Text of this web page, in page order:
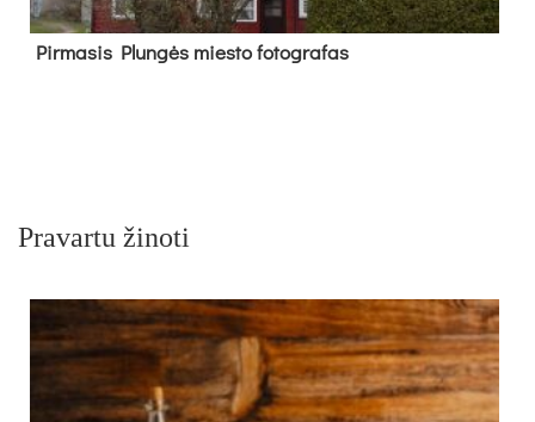
Pir­ma­sis Plun­gės mies­to fo­tog­ra­fas
Pravartu žinoti